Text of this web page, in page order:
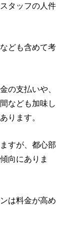
タッフの人件
ども含めて考
の支払いや、
なども加味し
ります。
すが、都心部
向にありま
は料金が高め